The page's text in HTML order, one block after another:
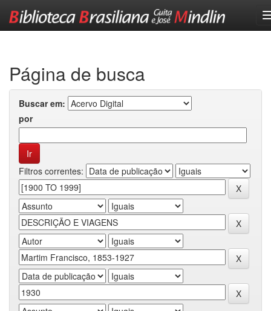
Página de busca
Buscar em:
por
Filtros correntes: